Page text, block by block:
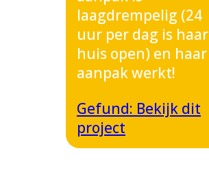
laagdrempelig (24
uur per dag is haar
huis open) en haar
aanpak werkt!
Gefund: Bekijk dit
project